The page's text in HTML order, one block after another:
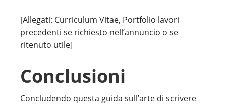
[Allegati: Curriculum Vitae, Portfolio lavori
precedenti se richiesto nell’annuncio o se
ritenuto utile]
Conclusioni
Concludendo questa guida sull’arte di scrivere